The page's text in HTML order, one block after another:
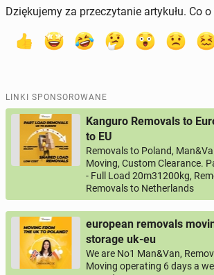
Dziękujemy za przeczytanie artykułu. Co
LINKI SPONSOROWANE
Kanguro Removals to
to EU
Removals to Poland,
Moving, Custom Clearance.
- Full Load 20m31200kg,
Removals to Netherlands
european removals
storage uk-eu
We are No1 Man&Van,
Moving operating 6 days a